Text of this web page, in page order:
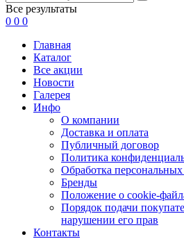
Все результаты
0 0 0
Главная
Каталог
Все акции
Новости
Галерея
Инфо
О компании
Доставка и оплата
Публичный договор
Политика
Обработка
Бренды
Положение о cookie-
Порядок подачи
нарушении его прав
Контакты